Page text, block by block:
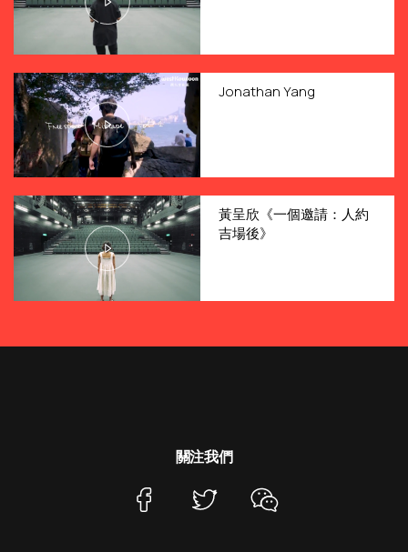
Jonathan Yang
黃呈欣《一個邀請：人約
吉場後》
關注我們